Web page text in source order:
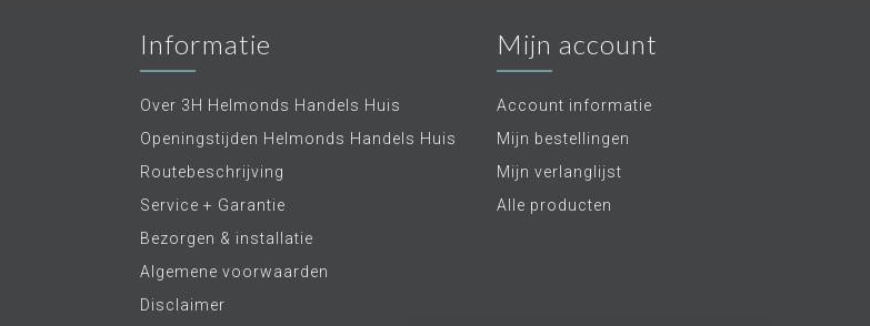
Informatie
Over 3H Helmonds Handels Huis
Openingstijden Helmonds Handels Huis
Routebeschrijving
Service + Garantie
Bezorgen & installatie
Algemene voorwaarden
Disclaimer
Mijn account
Account informatie
Mijn bestellingen
Mijn verlanglijst
Alle producten